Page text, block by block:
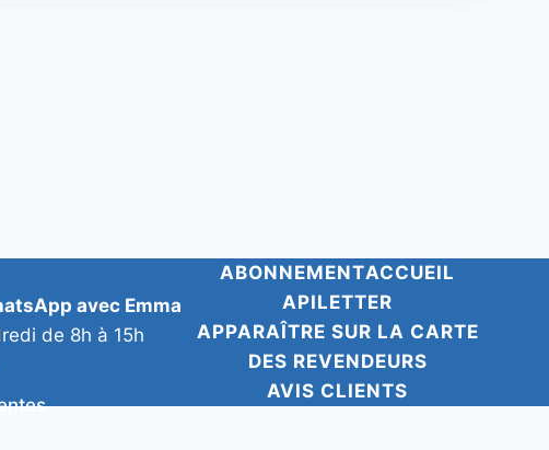
avec Emma
de 8h à 15h
ABONNEMENTACCUEIL
APILETTER
APPARAÎTRE SUR LA CARTE
DES REVENDEURS
AVIS CLIENTS